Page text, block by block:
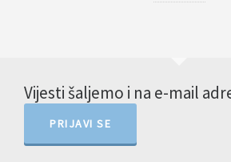
Vijesti šaljemo i na e-mail
PRIJAVI SE